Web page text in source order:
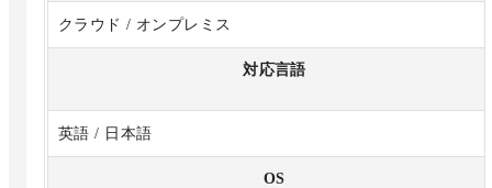
クラウド / オンプレミス
対応言語
英語 / 日本語
OS